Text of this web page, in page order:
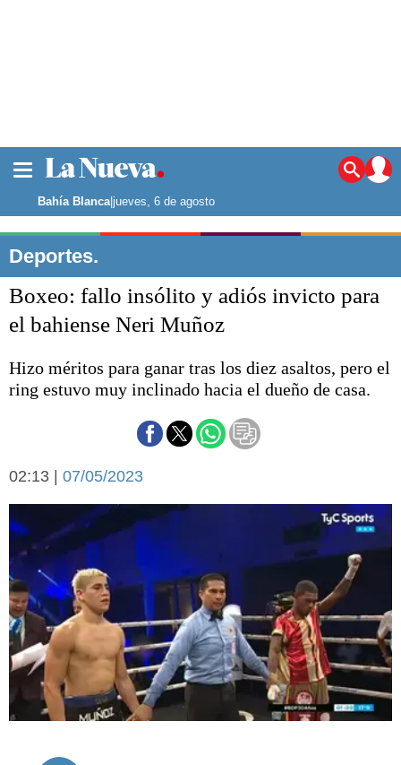
Noticias
La ciudad
Punta Alta
El mundo
Seguridad
Deportes
Escenario Olímpico
Liga del Sur
Fútbol
Cines
Economía y campo
Economía y finanzas
Con el campo
Espacio empresas
Sociedad y tiempo
libre
Sociedad
Tecnología
Turismo
Salud
Es viral
Cartón Lleno
Bahía Blanca|jueves, 6 de agosto
Deportes.
Boxeo: fallo insólito y adiós invicto para
el bahiense Neri Muñoz
Hizo méritos para ganar tras los diez asaltos, pero el
ring estuvo muy inclinado hacia el dueño de casa.
02:13 | 07/05/2023